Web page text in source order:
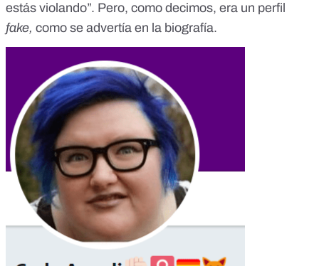
estás violando”. Pero, como decimos, era un perfil
fake, como se advertía en la biografía.